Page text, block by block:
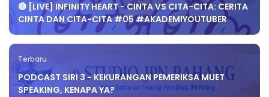
🔴 [LIVE] INFINITY HEART - CINTA VS CITA-CITA: CERITA
CINTA DAN CITA-CITA #05 #AKADEMIYOUTUBER
Terbaru
PODCAST SIRI 3 - KEKURANGAN PEMERIKSA MUET
SPEAKING, KENAPA YA?